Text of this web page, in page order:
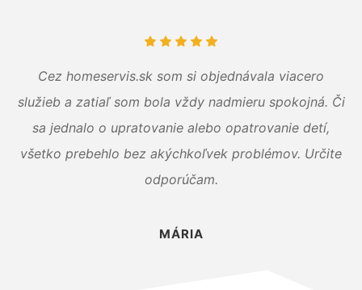
Cez homeservis.sk som si objednávala viacero
služieb a zatiaľ som bola vždy nadmieru spokojná. Či
sa jednalo o upratovanie alebo opatrovanie detí,
všetko prebehlo bez akýchkoľvek problémov. Určite
odporúčam.
MÁRIA